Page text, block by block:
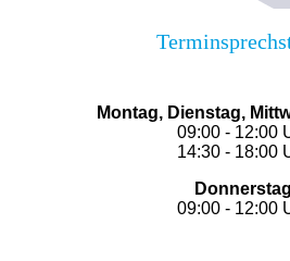
Montag, Dienstag,
09:00 - 12:00
14:30 - 18:00
Donnerstag
09:00 - 12:00